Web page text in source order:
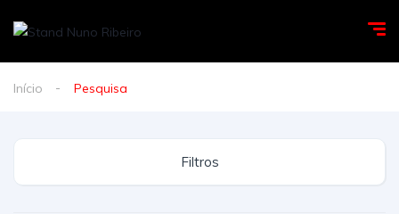
Início Pesquisa
Filtros